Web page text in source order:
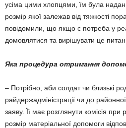
усіма цими хлопцями, їм була
розмір якої залежав від тяжкості
повідомили, що якщо є потреба у
домовлятися та ви­рішувати це
Яка процедура отримання
– Потрібно, аби солдат чи близькі
райдержадміністрації чи до
заяву. Її має розглянути комісія при
розмір матеріальної допомоги